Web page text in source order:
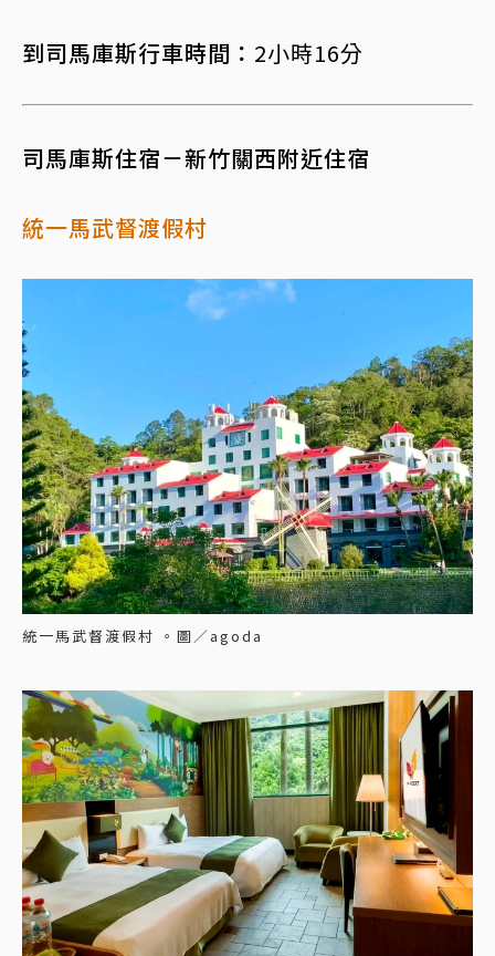
到司馬庫斯行車時間： 2小時16分
司馬庫斯住宿－新竹關西附近住宿
統一馬武督渡假村
統一馬武督渡假村 。圖／agoda